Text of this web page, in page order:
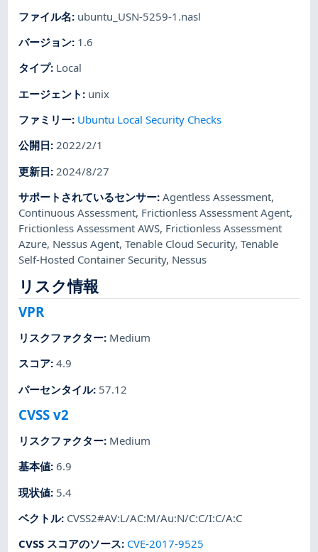
ファイル名: ubuntu_USN-5259-1.nasl
バージョン: 1.6
タイプ: Local
エージェント : unix
ファミリー: Ubuntu Local Security Checks
公開日:2022/2/1
更新日: 2024/8/27
サポートされているセンサー:Agentless Assessment,
Continuous Assessment, Frictionless Assessment Agent,
Frictionless Assessment AWS, Frictionless Assessment
Azure, Nessus Agent,Tenable Cloud Security,Tenable
Self-Hosted Container Security, Nessus
リスク情報
VPR
リスクファクター: Medium
スコア:4.9
パーセンタイル: 57.12
CVSS v2
リスクファクター: Medium
基本値:6.9
現状値: 5.4
ベクトル: CVSS2#AV:L/AC:M/Au:N/C:C/I:C/A:C
CVSS スコアのソース: CVE-2017-9525